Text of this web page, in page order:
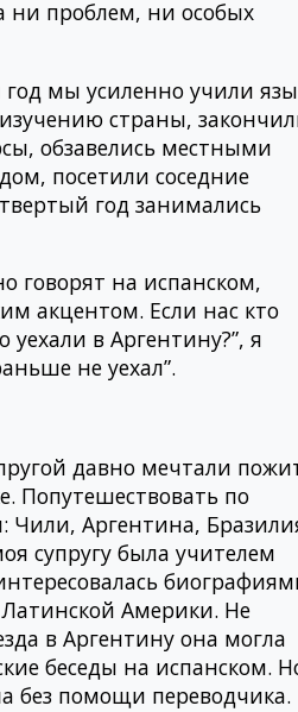
ни проблем, ни особых
мы усиленно учили
страны,
обзавелись местными
посетили соседние
год занимались
говорят на испанском,
акцентом. Если нас кто
уехали в Аргентину?”, я
не уехал”.
давно мечтали
Попутешествовать по
Аргентина,
супругу была учителем
Америки. Не
в Аргентину она могла
беседы на испанском.
без помощи переводчика.